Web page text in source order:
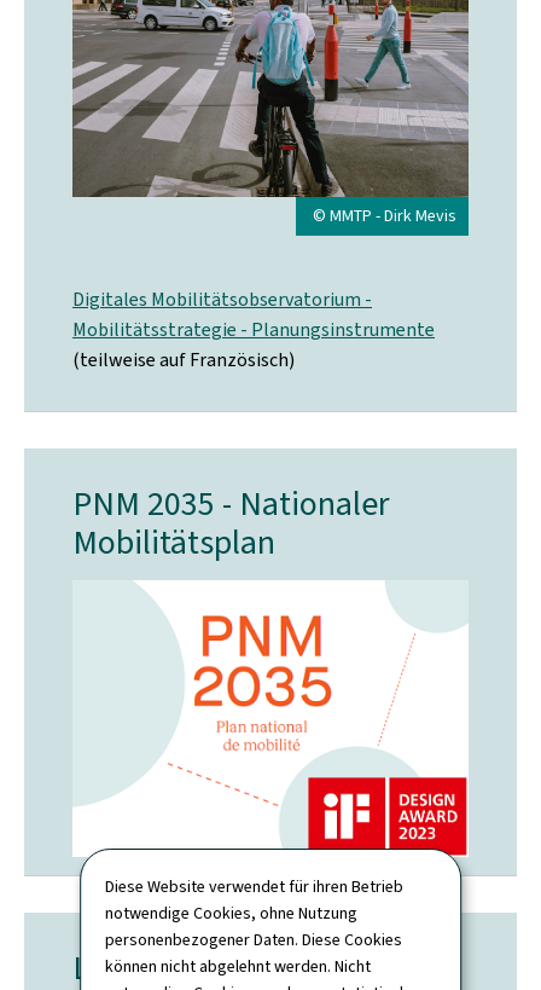
Diese Website verwendet für ihren Betrieb
notwendige Cookies, ohne Nutzung
personenbezogener Daten. Diese Cookies
können nicht abgelehnt werden. Nicht
© MMTP - Dirk Mevis
Digitales Mobilitätsobservatorium -
Mobilitätsstrategie - Planungsinstrumente
(teilweise auf Französisch)
PNM 2035 - Nationaler
Mobilitätsplan
Luxmobil 2025: